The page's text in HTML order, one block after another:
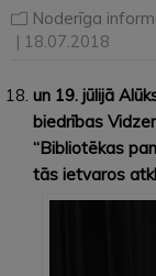
Noderīga
| 18.07.2018
un 19. jūlijā
biedrības
“Bibliotēkas
tās ietvaros